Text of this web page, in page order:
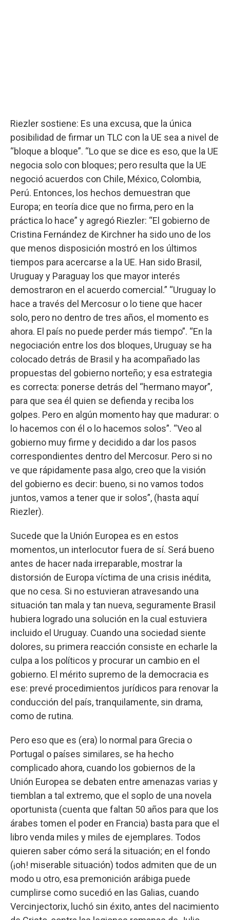
Riezler sostiene: Es una excusa, que la única
posibilidad de firmar un TLC con la UE sea a nivel de
“bloque a bloque”. “Lo que se dice es eso, que la UE
negocia solo con bloques; pero resulta que la UE
negoció acuerdos con Chile, México, Colombia,
Perú. Entonces, los hechos demuestran que
Europa; en teoría dice que no firma, pero en la
práctica lo hace” y agregó Riezler: “El gobierno de
Cristina Fernández de Kirchner ha sido uno de los
que menos disposición mostró en los últimos
tiempos para acercarse a la UE. Han sido Brasil,
Uruguay y Paraguay los que mayor interés
demostraron en el acuerdo comercial.” “Uruguay lo
hace a través del Mercosur o lo tiene que hacer
solo, pero no dentro de tres años, el momento es
ahora. El país no puede perder más tiempo”. “En la
negociación entre los dos bloques, Uruguay se ha
colocado detrás de Brasil y ha acompañado las
propuestas del gobierno norteño; y esa estrategia
es correcta: ponerse detrás del “hermano mayor”,
para que sea él quien se defienda y reciba los
golpes. Pero en algún momento hay que madurar: o
lo hacemos con él o lo hacemos solos”. “Veo al
gobierno muy firme y decidido a dar los pasos
correspondientes dentro del Mercosur. Pero si no
ve que rápidamente pasa algo, creo que la visión
del gobierno es decir: bueno, si no vamos todos
juntos, vamos a tener que ir solos”, (hasta aquí
Riezler).
Sucede que la Unión Europea es en estos
momentos, un interlocutor fuera de sí. Será bueno
antes de hacer nada irreparable, mostrar la
distorsión de Europa víctima de una crisis inédita,
que no cesa. Si no estuvieran atravesando una
situación tan mala y tan nueva, seguramente Brasil
hubiera logrado una solución en la cual estuviera
incluido el Uruguay. Cuando una sociedad siente
dolores, su primera reacción consiste en echarle la
culpa a los políticos y procurar un cambio en el
gobierno. El mérito supremo de la democracia es
ese: prevé procedimientos jurídicos para renovar la
conducción del país, tranquilamente, sin drama,
como de rutina.
Pero eso que es (era) lo normal para Grecia o
Portugal o países similares, se ha hecho
complicado ahora, cuando los gobiernos de la
Unión Europea se debaten entre amenazas varias y
tiemblan a tal extremo, que el soplo de una novela
oportunista (cuenta que faltan 50 años para que los
árabes tomen el poder en Francia) basta para que el
libro venda miles y miles de ejemplares. Todos
quieren saber cómo será la situación; en el fondo
(¡oh! miserable situación) todos admiten que de un
modo u otro, esa premonición arábiga puede
cumplirse como sucedió en las Galias, cuando
Vercinjectorix, luchó sin éxito, antes del nacimiento